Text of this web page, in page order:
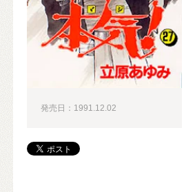
発売日：1991.12.02